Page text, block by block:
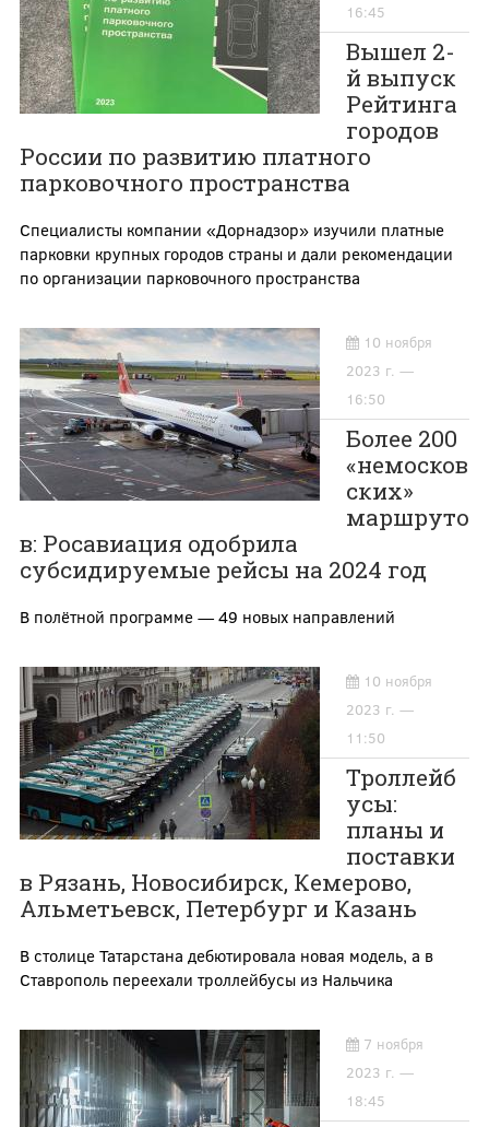
16:45
Вышел 2-
й выпуск
Рейтинга
городов
России по развитию платного
парковочного пространства
Специалисты компании «Дорнадзор» изучили платные
парковки крупных городов страны и дали рекомендации
по организации парковочного пространства
10 ноября
2023 г. —
16:50
Более 200
«немосков
ских»
маршруто
в: Росавиация одобрила
субсидируемые рейсы на 2024 год
В полётной программе — 49 новых направлений
10 ноября
2023 г. —
11:50
Троллейб
усы:
планы и
поставки
в Рязань, Новосибирск, Кемерово,
Альметьевск, Петербург и Казань
В столице Татарстана дебютировала новая модель, а в
Ставрополь переехали троллейбусы из Нальчика
7 ноября
2023 г. —
18:45